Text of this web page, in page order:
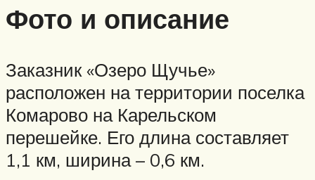
Фото и описание
Заказник «Озеро Щучье»
расположен на территории поселка
Комарово на Карельском
перешейке. Его длина составляет
1,1 км, ширина – 0,6 км.